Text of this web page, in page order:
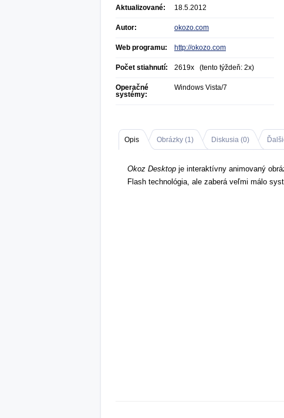
Aktualizované: 18.5.2012
Autor: okozo.com
Web programu: http://okozo.com
Počet stiahnutí: 2619x (tento týždeň: 2x)
Operačné
systémy:
Windows Vista/7
Opis Obrázky (1) Diskusia (0)
Okoz Desktop je interaktívny animovaný
Flash technológia, ale zaberá veľmi málo